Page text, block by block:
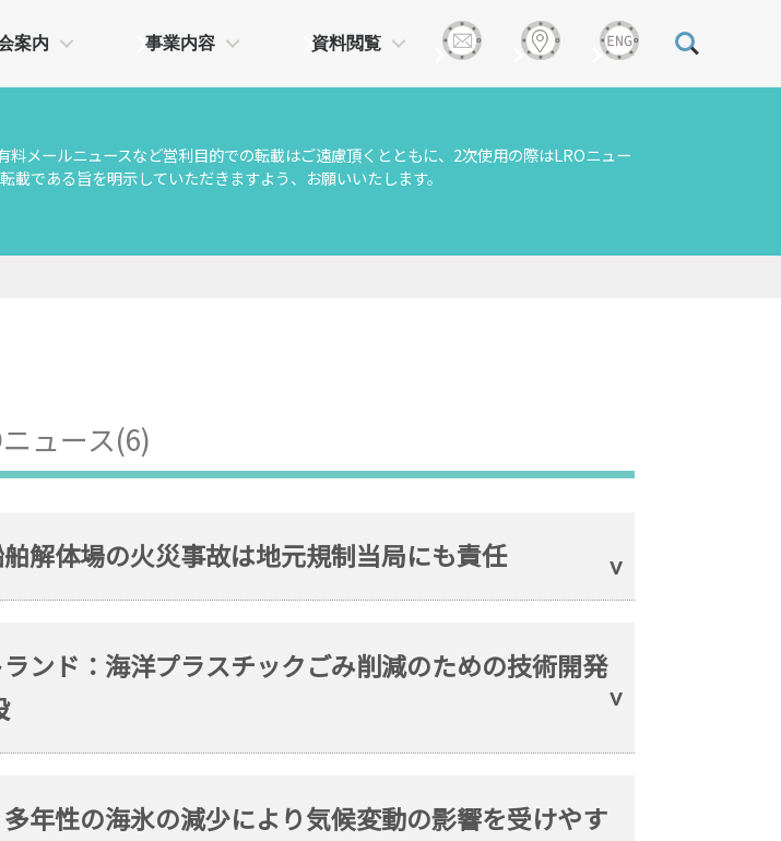
案内 事業内容 資料閲覧
メールニュースなど営利目的での転載はご遠慮頂くとともに、2次使用の際はLROニュー
載である旨を明示していただきますよう、お願いいたします。
ュース(6)
舶解体場の火災事故は地元規制当局にも責任
ランド：海洋プラスチックごみ削減のための技術開発
多年性の海氷の減少により気候変動の影響を受けやす